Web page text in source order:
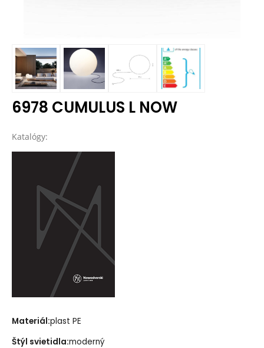
6978 CUMULUS L NOW
Katalógy:
Materiál:plast PE
Štýl svietidla:moderný